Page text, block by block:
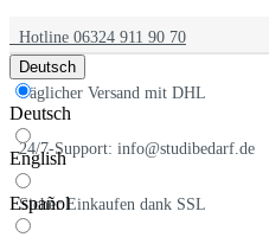
Hotline 06324 911 90 70
Täglicher Versand mit DHL
24/7-Support: info@studibedarf.de
Sicher Einkaufen dank SSL
Deutsch
Deutsch
English
Español